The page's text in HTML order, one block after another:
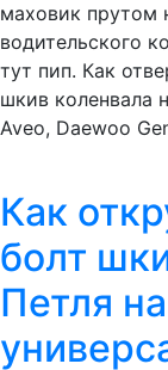
маховик прутом
водительского
тут пип. Как
шкив коленвала
Aveo, Daewoo
Как
болт
Петля